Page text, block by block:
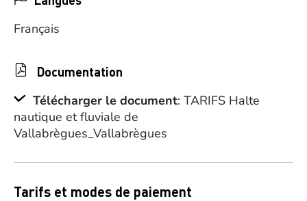
Français
Documentation
Télécharger le document: TARIFS Halte
nautique et fluviale de
Vallabrègues_Vallabrègues
Tarifs et modes de paiement